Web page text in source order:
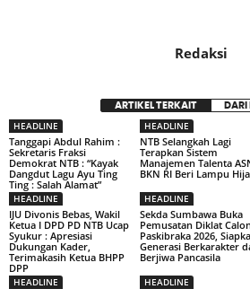
Redaksi
ARTIKEL TERKAIT DARI
HEADLINE
Tanggapi Abdul Rahim :
Sekretaris Fraksi
Demokrat NTB : “Kayak
Dangdut Lagu Ayu Ting
Ting : Salah Alamat”
HEADLINE
NTB Selangkah Lagi
Terapkan Sistem
Manajemen Talenta
BKN RI Beri Lampu
HEADLINE
IJU Divonis Bebas, Wakil
Ketua I DPD PD NTB Ucap
Syukur : Apresiasi
Dukungan Kader,
Terimakasih Ketua BHPP
DPP
HEADLINE
Sekda Sumbawa Buka
Pemusatan Diklat
Paskibraka 2026,
Generasi Berkarakter
Berjiwa Pancasila
HEADLINE HEADLINE